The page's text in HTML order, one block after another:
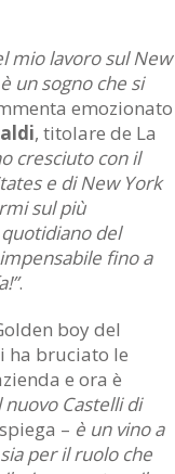
mio lavoro sul New
un sogno che si
emozionato
, titolare de La
cresciuto con il
e di New York
sul più
del
fino a
.
boy del
ha bruciato le
e ora è
nuovo Castelli di
– è un vino a
per il ruolo che